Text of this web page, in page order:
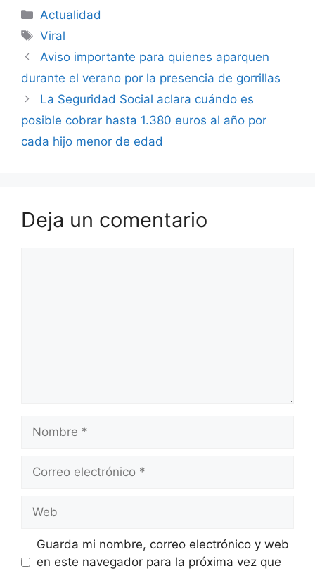
Categorías
Actualidad
Etiquetas
Viral
Aviso importante para quienes aparquen
durante el verano por la presencia de gorrillas
La Seguridad Social aclara cuándo es
posible cobrar hasta 1.380 euros al año por
cada hijo menor de edad
Deja un comentario
electrónico
Guarda mi nombre, correo electrónico y web
en este navegador para la próxima vez que